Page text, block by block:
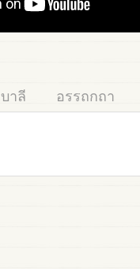
บาลี อรรถกถา